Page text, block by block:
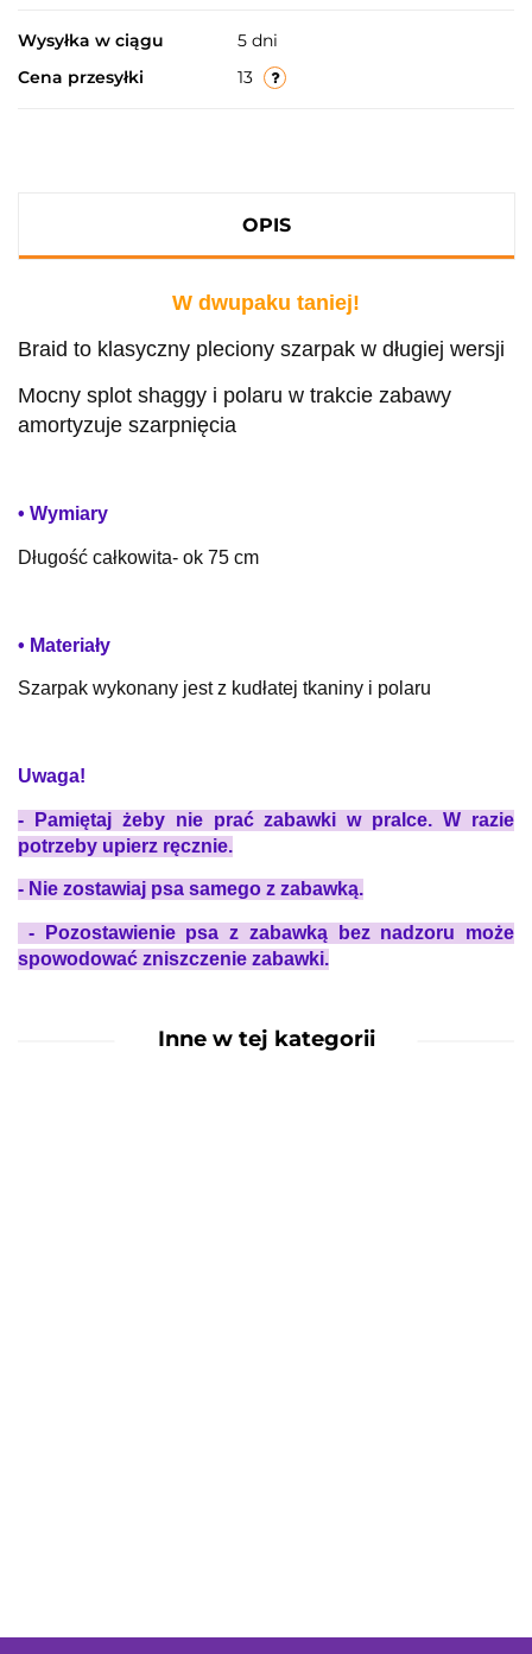
Wysyłka w ciągu
5 dni
Cena przesyłki
13
OPIS
W dwupaku taniej!
Braid to klasyczny pleciony szarpak w długiej wersji
Mocny splot shaggy i polaru w trakcie zabawy
amortyzuje szarpnięcia
• Wymiary
Długość całkowita- ok 75 cm
• Materiały
Szarpak wykonany jest z kudłatej tkaniny i polaru
Uwaga!
- Pamiętaj żeby nie prać zabawki w pralce. W razie
potrzeby upierz ręcznie.
- Nie zostawiaj psa samego z zabawką.
- Pozostawienie psa z zabawką bez nadzoru może
spowodować zniszczenie zabawki.
Inne w tej kategorii